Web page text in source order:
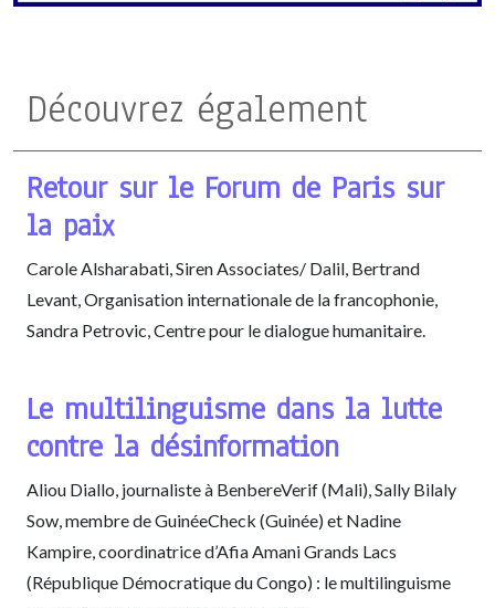
Découvrez également
Retour sur le Forum de Paris sur
la paix
Carole Alsharabati, Siren Associates/ Dalil, Bertrand
Levant, Organisation internationale de la francophonie,
Sandra Petrovic, Centre pour le dialogue humanitaire.
Le multilinguisme dans la lutte
contre la désinformation
Aliou Diallo, journaliste à BenbereVerif (Mali), Sally Bilaly
Sow, membre de GuinéeCheck (Guinée) et Nadine
Kampire, coordinatrice d’Afia Amani Grands Lacs
(République Démocratique du Congo) : le multilinguisme